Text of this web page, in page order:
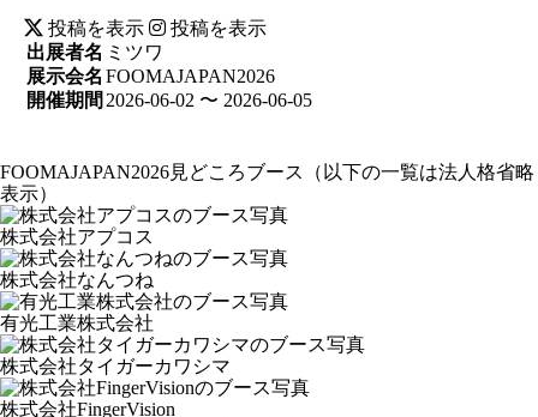
投稿を表示
投稿を表示
出展者名 ミツワ
展示会名 FOOMAJAPAN2026
開催期間 2026-06-02 〜 2026-06-05
FOOMAJAPAN2026見どころブース
（以下の一覧は法人格省略
表示）
株式会社アプコス
株式会社なんつね
有光工業株式会社
株式会社タイガーカワシマ
株式会社FingerVision